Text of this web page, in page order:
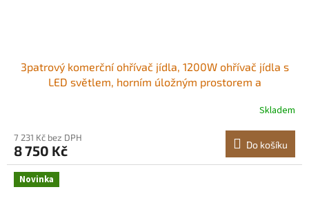
3patrový komerční ohřívač jídla, 1200W ohřívač jídla s
LED světlem, horním úložným prostorem a
qt/100 l na hamburgery, pizzu, chléb, smažené kuře LED
teplé světlo Protiskluzové nožičky<br/
Skladem
7 231 Kč bez DPH
8 750 Kč Do košíku
Novinka